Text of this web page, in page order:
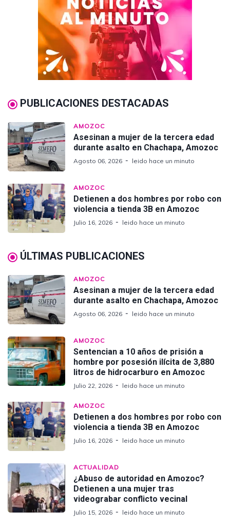
PUBLICACIONES DESTACADAS
AMOZOC
Asesinan a mujer de la tercera edad
durante asalto en Chachapa, Amozoc
Agosto 06, 2026 leido hace un minuto
AMOZOC
Detienen a dos hombres por robo con
violencia a tienda 3B en Amozoc
Julio 16, 2026 leido hace un minuto
ÚLTIMAS PUBLICACIONES
AMOZOC
Asesinan a mujer de la tercera edad
durante asalto en Chachapa, Amozoc
Agosto 06, 2026 leido hace un minuto
AMOZOC
Sentencian a 10 años de prisión a
hombre por posesión ilícita de 3,880
litros de hidrocarburo en Amozoc
Julio 22, 2026 leido hace un minuto
AMOZOC
Detienen a dos hombres por robo con
violencia a tienda 3B en Amozoc
Julio 16, 2026 leido hace un minuto
ACTUALIDAD
¿Abuso de autoridad en Amozoc?
Detienen a una mujer tras
videograbar conflicto vecinal
Julio 15, 2026 leido hace un minuto